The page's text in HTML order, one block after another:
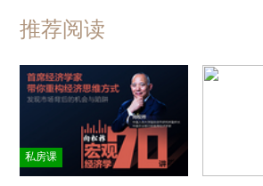
推荐阅读
私房课